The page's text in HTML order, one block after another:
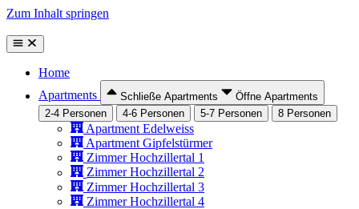
Zum Inhalt springen
Home
Apartments
Schließe Apartments
Öffne Apartments
2-4 Personen
4-6 Personen 5-7 Personen 8 Personen
Apartment Edelweiss
Apartment Gipfelstürmer
Zimmer Hochzillertal 1
Zimmer Hochzillertal 2
Zimmer Hochzillertal 3
Zimmer Hochzillertal 4